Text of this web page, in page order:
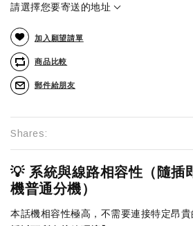
請選擇您要寄送的地址
加入願望請單
商品比較
郵件給朋友
Shares:
💡 系統與線路相容性（隨插
機普通分機）
本話機相容性極高，不需要連接特定昂貴